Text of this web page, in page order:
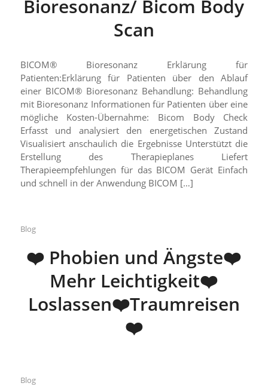
Bioresonanz/ Bicom Body
Scan
BICOM® Bioresonanz Erklärung für
Patienten:Erklärung für Patienten über den Ablauf
einer BICOM® Bioresonanz Behandlung: Behandlung
mit Bioresonanz Informationen für Patienten über eine
mögliche Kosten-Übernahme: Bicom Body Check
Erfasst und analysiert den energetischen Zustand
Visualisiert anschaulich die Ergebnisse Unterstützt die
Erstellung des Therapieplanes Liefert
Therapieempfehlungen für das BICOM Gerät Einfach
und schnell in der Anwendung BICOM […]
Blog
❤️ Phobien und Ängste❤️
Mehr Leichtigkeit❤️
Loslassen❤️Traumreisen
❤️
Blog